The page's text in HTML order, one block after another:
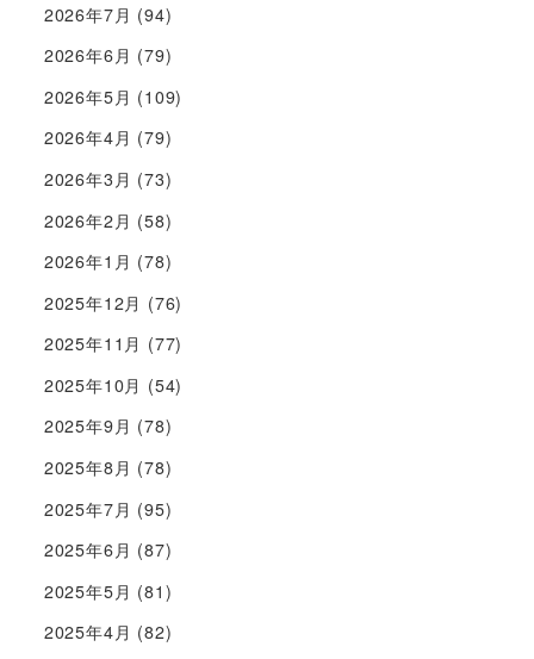
2026年7月 (94)
2026年6月 (79)
2026年5月 (109)
2026年4月 (79)
2026年3月 (73)
2026年2月 (58)
2026年1月 (78)
2025年12月 (76)
2025年11月 (77)
2025年10月 (54)
2025年9月 (78)
2025年8月 (78)
2025年7月 (95)
2025年6月 (87)
2025年5月 (81)
2025年4月 (82)